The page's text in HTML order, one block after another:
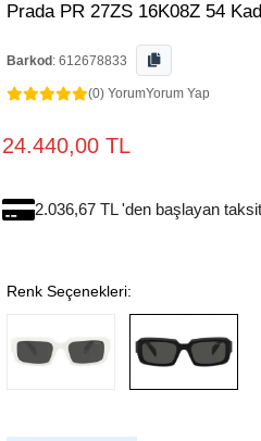
Prada PR 27ZS 16K08Z 54
Barkod : 612678833
(0) YorumYorum Yap
24.440,00 TL
2.036,67 TL 'den başlayan
Renk Seçenekleri: